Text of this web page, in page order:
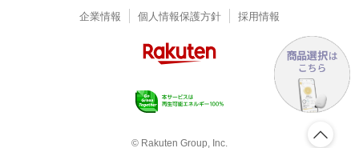
企業情報 個人情報保護方針 採用情報
© Rakuten Group, Inc.